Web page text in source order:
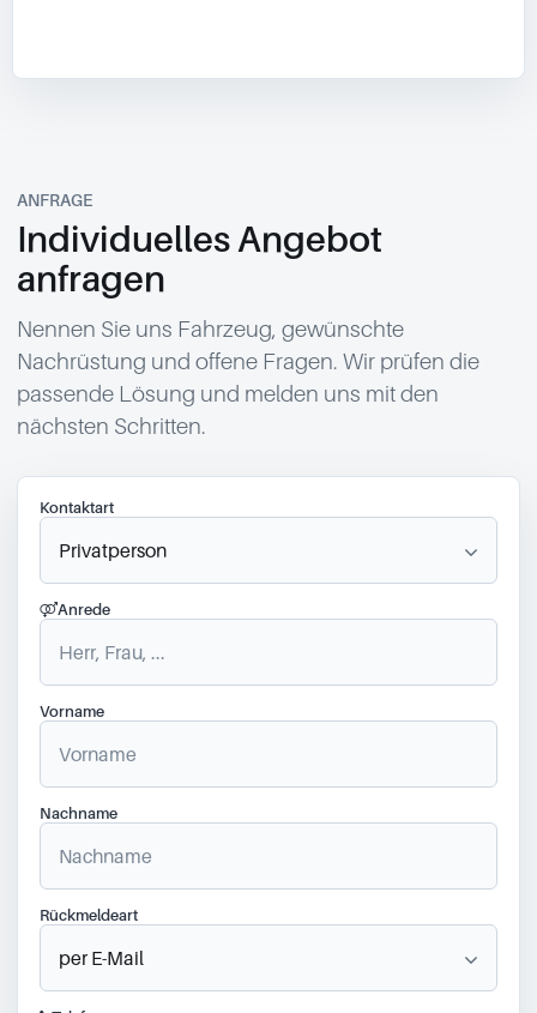
ANFRAGE
Individuelles Angebot
anfragen
Nennen Sie uns Fahrzeug, gewünschte
Nachrüstung und offene Fragen. Wir prüfen die
passende Lösung und melden uns mit den
nächsten Schritten.
Kontaktart
Anrede
Vorname
Nachname
Rückmeldeart